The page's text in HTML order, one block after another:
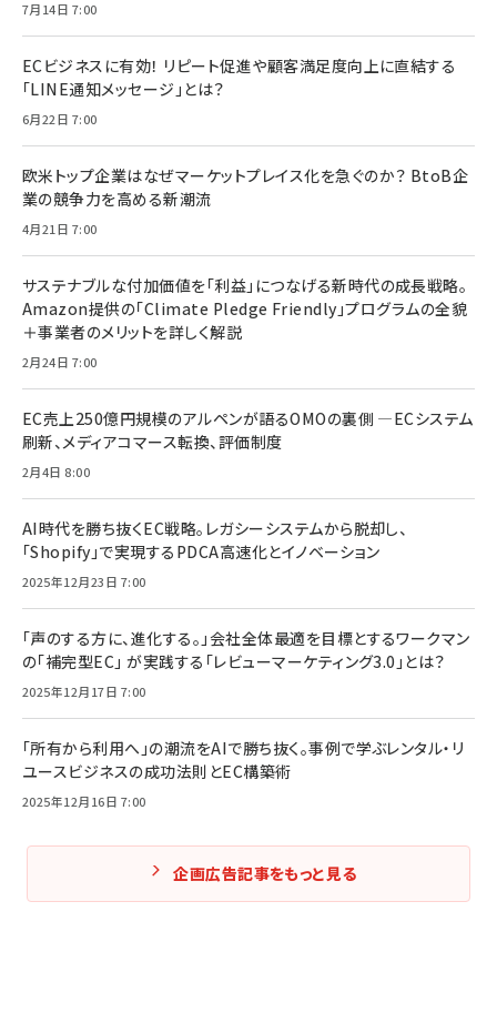
7月14日 7:00
ECビジネスに有効！ リピート促進や顧客満足度向上に直結する
「LINE通知メッセージ」とは？
6月22日 7:00
欧米トップ企業はなぜマーケットプレイス化を急ぐのか？ BtoB企
業の競争力を高める新潮流
4月21日 7:00
サステナブルな付加価値を「利益」につなげる新時代の成長戦略。
Amazon提供の「Climate Pledge Friendly」プログラムの全貌
＋事業者のメリットを詳しく解説
2月24日 7:00
EC売上250億円規模のアルペンが語るOMOの裏側 ―ECシステム
刷新、メディアコマース転換、評価制度
2月4日 8:00
AI時代を勝ち抜くEC戦略。レガシーシステムから脱却し、
「Shopify」で実現するPDCA高速化とイノベーション
2025年12月23日 7:00
「声のする方に、進化する。」会社全体最適を目標とするワークマン
の「補完型EC」 が実践する「レビューマーケティング3.0」とは？
2025年12月17日 7:00
「所有から利用へ」の潮流をAIで勝ち抜く。事例で学ぶレンタル・リ
ユースビジネスの成功法則とEC構築術
2025年12月16日 7:00
企画広告記事をもっと見る